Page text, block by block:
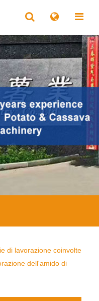
di lavorazione coinvolte
dell'amido di